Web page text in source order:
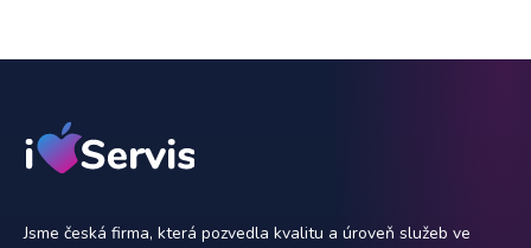
Jsme česká firma, která pozvedla kvalitu a úroveň služeb ve